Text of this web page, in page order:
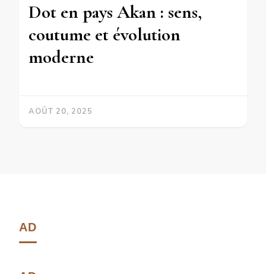
Dot en pays Akan : sens,
coutume et évolution
moderne
AOÛT 20, 2025
AD